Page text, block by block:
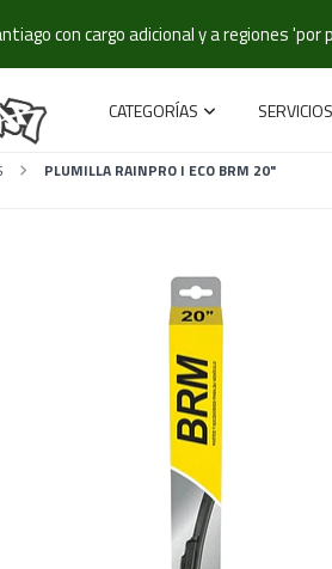
con cargo adicional y a regiones
CATEGORÍAS SERVICIOS
PLUMILLA RAINPRO I ECO BRM 20"